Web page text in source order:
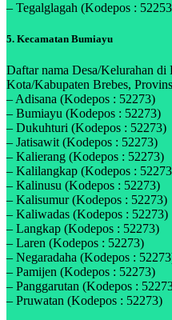
– Tegalglagah (Kodepos :
5. Kecamatan Bumiayu
Daftar nama Desa/Kelurahan di
Kota/Kabupaten Brebes,
– Adisana (Kodepos : 52273)
– Bumiayu (Kodepos : 52273)
– Dukuhturi (Kodepos : 52273)
– Jatisawit (Kodepos : 52273)
– Kalierang (Kodepos : 52273)
– Kalilangkap (Kodepos :
– Kalinusu (Kodepos : 52273)
– Kalisumur (Kodepos : 52273)
– Kaliwadas (Kodepos : 52273)
– Langkap (Kodepos : 52273)
– Laren (Kodepos : 52273)
– Negaradaha (Kodepos :
– Pamijen (Kodepos : 52273)
– Panggarutan (Kodepos :
– Pruwatan (Kodepos : 52273)